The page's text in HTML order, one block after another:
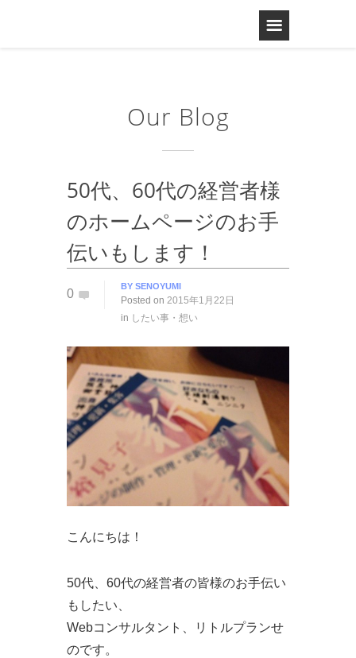
Our Blog
50代、60代の経営者様
のホームページのお手
伝いもします！
0
BY SENOYUMI
Posted on 2015年1月22日
in したい事・想い
こんにちは！
50代、60代の経営者の皆様のお手伝い
もしたい、
Webコンサルタント、リトルプランせ
のです。